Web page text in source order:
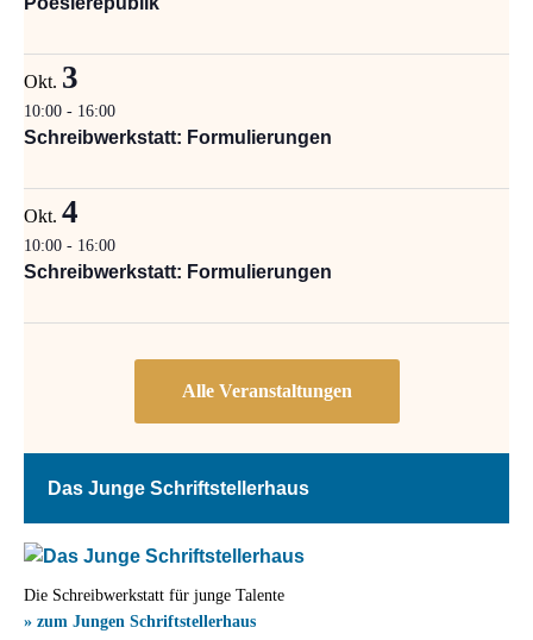
Okt. 3
10:00 - 16:00
Schreibwerkstatt: Formulierungen
Okt. 4
10:00 - 16:00
Schreibwerkstatt: Formulierungen
Das Junge Schriftstellerhaus
Die Schreibwerkstatt für junge Talente
» zum Jungen Schriftstellerhaus